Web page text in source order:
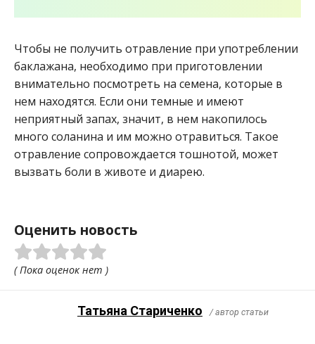
Чтобы не получить отравление при употреблении
баклажана, необходимо при приготовлении
внимательно посмотреть на семена, которые в
нем находятся. Если они темные и имеют
неприятный запах, значит, в нем накопилось
много соланина и им можно отравиться. Такое
отравление сопровождается тошнотой, может
вызвать боли в животе и диарею.
Оценить новость
( Пока оценок нет )
Татьяна Стариченко / автор статьи